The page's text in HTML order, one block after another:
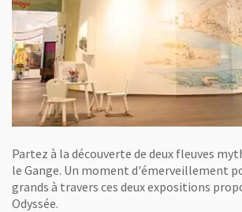
Partez à la découverte de deux fleuves
le Gange. Un moment d'émerveillement
grands à travers ces deux expositions
Odyssée.